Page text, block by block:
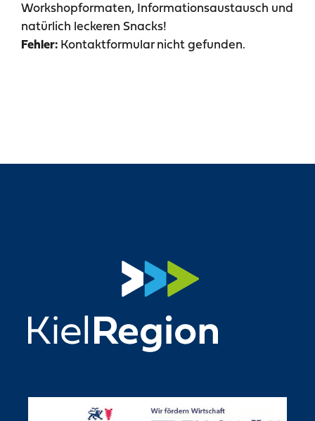
Workshopformaten, Informationsaustausch und
natürlich leckeren Snacks!
Fehler: Kontaktformular nicht gefunden.